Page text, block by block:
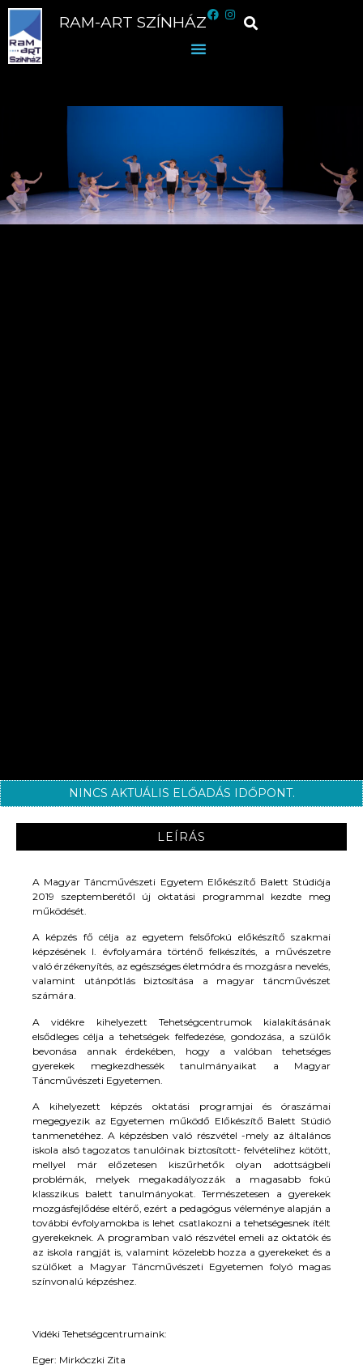
RAM-ART SZÍNHÁZ
NINCS AKTUÁLIS ELŐADÁS IDŐPONT.
LEÍRÁS
A Magyar Táncművészeti Egyetem Előkészítő Balett Stúdiója
2019 szeptemberétől új oktatási programmal kezdte meg
működését.
A képzés fő célja az egyetem felsőfokú előkészítő szakmai
képzésének I. évfolyamára történő felkészítés, a művészetre
való érzékenyítés, az egészséges életmódra és mozgásra nevelés,
valamint utánpótlás biztosítása a magyar táncművészet
számára.
A vidékre kihelyezett Tehetségcentrumok kialakításának
elsődleges célja a tehetségek felfedezése, gondozása, a szülők
bevonása annak érdekében, hogy a valóban tehetséges
gyerekek megkezdhessék tanulmányaikat a Magyar
Táncművészeti Egyetemen.
A kihelyezett képzés oktatási programjai és óraszámai
megegyezik az Egyetemen működő Előkészítő Balett Stúdió
tanmenetéhez. A képzésben való részvétel -mely az általános
iskola alsó tagozatos tanulóinak biztosított- felvételihez kötött,
mellyel már előzetesen kiszűrhetők olyan adottságbeli
problémák, melyek megakadályozzák a magasabb fokú
klasszikus balett tanulmányokat. Természetesen a gyerekek
mozgásfejlődése eltérő, ezért a pedagógus véleménye alapján a
további évfolyamokba is lehet csatlakozni a tehetségesnek ítélt
gyerekeknek. A programban való részvétel emeli az oktatók és
az iskola rangját is, valamint közelebb hozza a gyerekeket és a
szülőket a Magyar Táncművészeti Egyetemen folyó magas
színvonalú képzéshez.
Vidéki Tehetségcentrumaink:
Eger: Mirkóczki Zita